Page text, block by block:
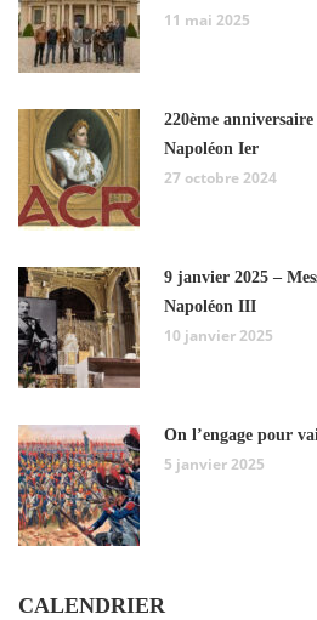
11 mai 2025
220ème
Napoléon Ier
27 octobre 2024
9 janvier 2025 –
Napoléon III
10 janvier 2025
On l’engage pour
5 janvier 2025
CALENDRIER